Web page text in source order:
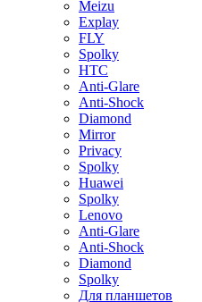
Meizu
Explay
FLY
Spolky
HTC
Anti-Glare
Anti-Shock
Diamond
Mirror
Privacy
Spolky
Huawei
Spolky
Lenovo
Anti-Glare
Anti-Shock
Diamond
Spolky
Для планшетов